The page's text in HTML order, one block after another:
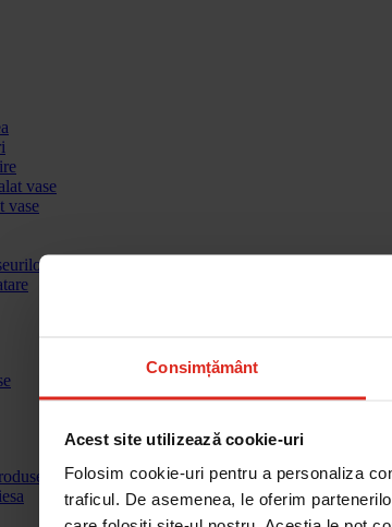
Consimțământ
Acest site utilizează cookie-uri
Folosim cookie-uri pentru a personaliza
traficul. De asemenea, le oferim
vase